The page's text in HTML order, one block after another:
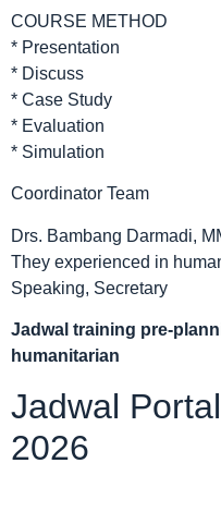
COURSE METHOD
* Presentation
* Discuss
* Case Study
* Evaluation
* Simulation
Coordinator Team
Drs. Bambang Darmadi,
They experienced in
Speaking, Secretary
Jadwal training pre-
humanitarian
Jadwal
2026